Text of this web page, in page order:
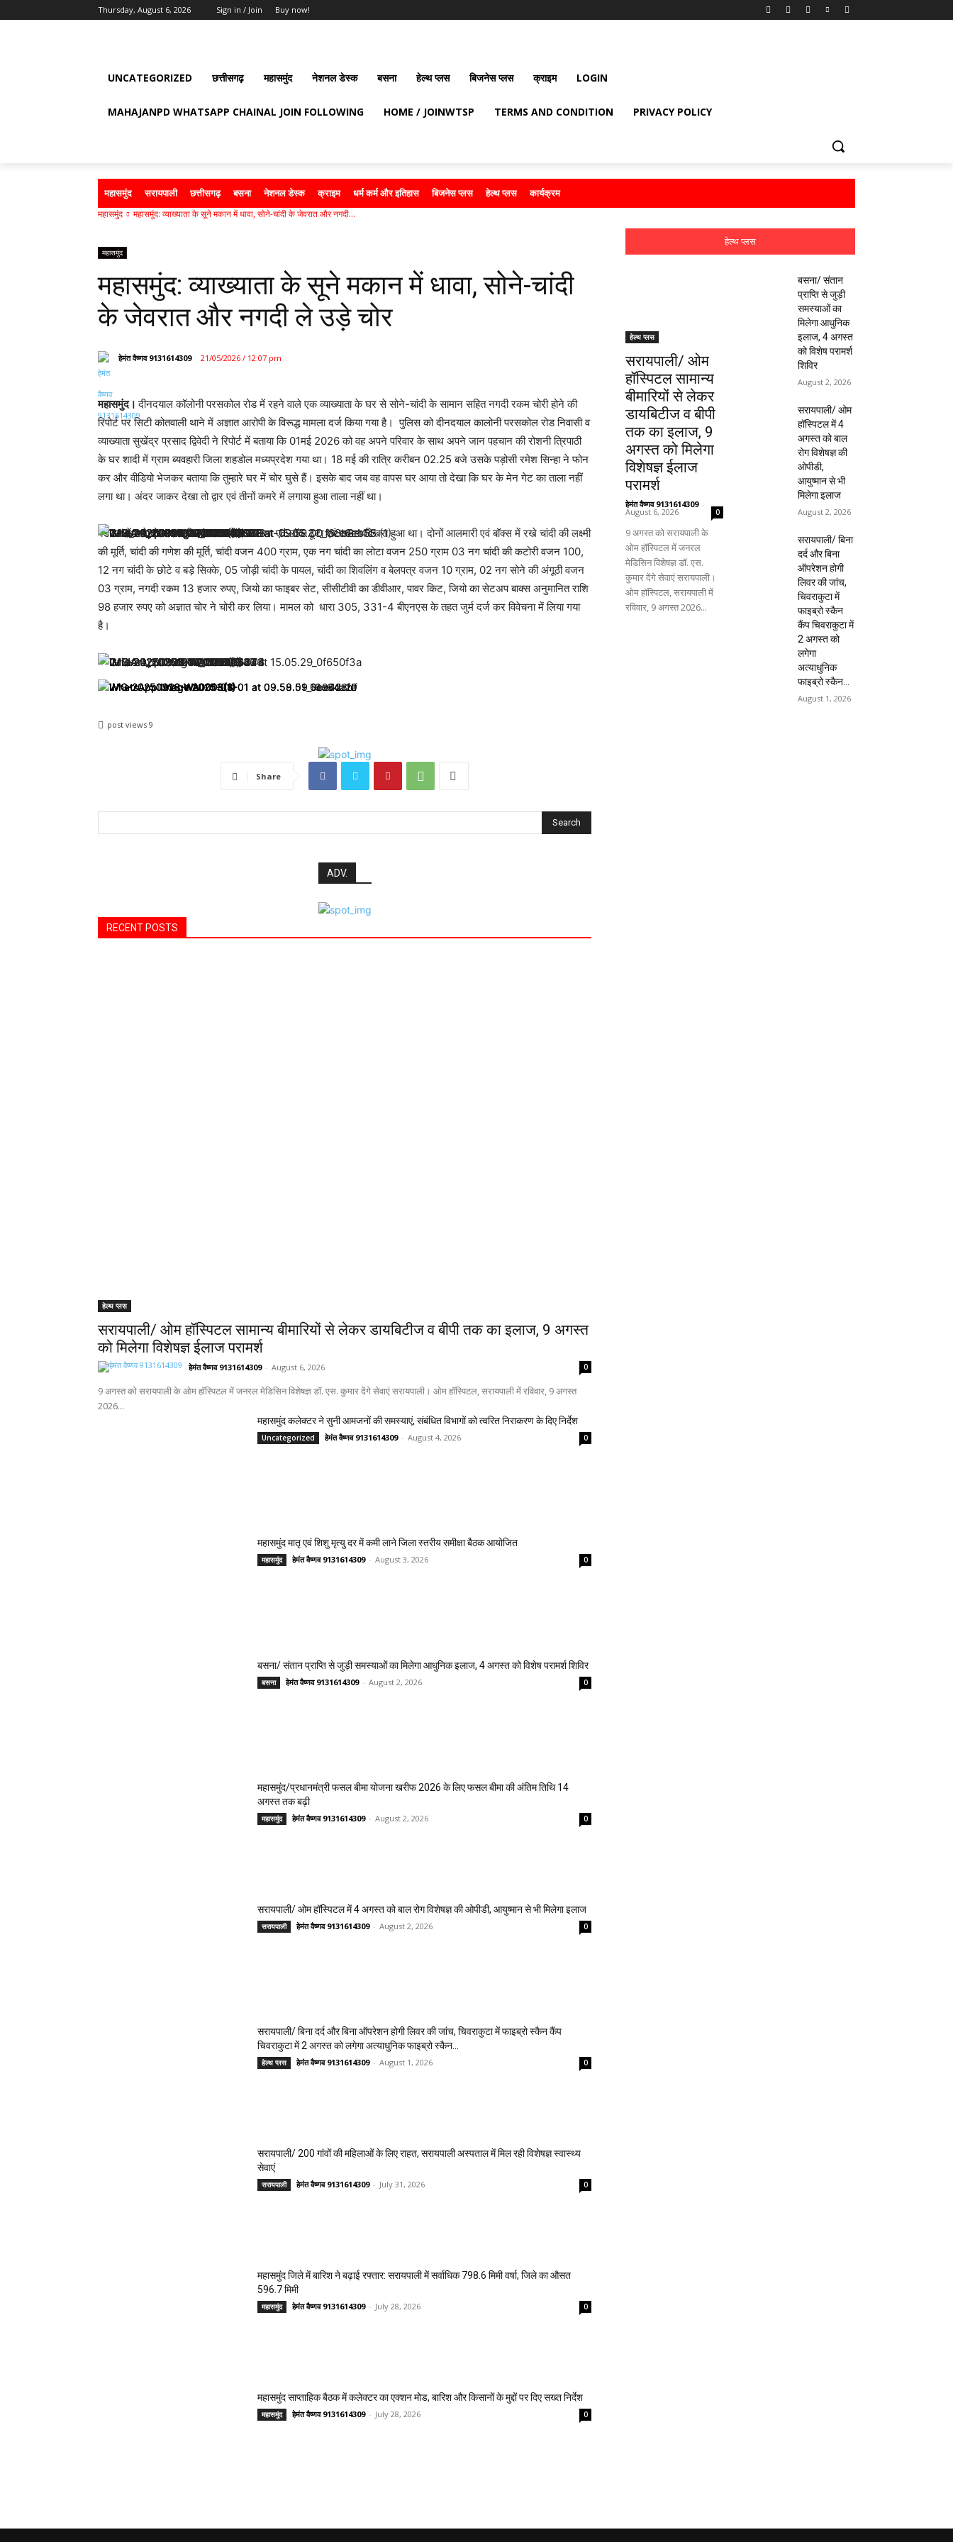
Thursday, August 6, 2026 Sign in / Join Buy now!
UNCATEGORIZED छत्तीसगढ़ महासमुंद नेशनल डेस्क बसना हेल्थ प्लस बिजनेस प्लस क्राइम LOGIN
MAHAJANPD WHATSAPP CHAINAL JOIN FOLLOWING HOME / JOINWTSP TERMS AND CONDITION PRIVACY POLICY
महासमुंद सरायपाली छत्तीसगढ़ बसना नेशनल डेस्क क्राइम धर्म कर्म और इतिहास बिजनेस प्लस हेल्थ प्लस कार्यक्रम
महासमुंद महासमुंद: व्याख्याता के सूने मकान में धावा, सोने-चांदी के जेवरात और नगदी...
महासमुंद
महासमुंद: व्याख्याता के सूने मकान में धावा, सोने-चांदी
के जेवरात और नगदी ले उड़े चोर
हेमंत वैष्णव 9131614309 21/05/2026 / 12:07 pm
महासमुंद।दीनदयाल कॉलोनी परसकोल रोड में रहने वाले एक व्याख्याता के घर से सोने-चांदी के सामान सहित नगदी रकम चोरी होने की
रिपोर्ट पर सिटी कोतवाली थाने में अज्ञात आरोपी के विरूद्ध मामला दर्ज किया गया है। पुलिस को दीनदयाल कालोनी परसकोल रोड निवासी व
व्याख्याता सुखेंद्र प्रसाद द्विवेदी ने रिपोर्ट में बताया कि 01मई 2026 को वह अपने परिवार के साथ अपने जान पहचान की रोशनी त्रिपाठी
के घर शादी में ग्राम ब्यवहारी जिला शहडोल मध्यप्रदेश गया था। 18 मई की रात्रि करीबन 02.25 बजे उसके पड़ोसी रमेश सिन्हा ने फोन
कर और वीडियो भेजकर बताया कि तुम्हारे घर में चोर घुसे हैं। इसके बाद जब वह वापस घर आया तो देखा कि घर के मेन गेट का ताला नहीं
लगा था। अंदर जाकर देखा तो द्वार एवं तीनों कमरे में लगाया हुआ ताला नहीं था।
बेडरूम में रखे दो आलमारी एवं बाक्स में लगा ताला एवं लॉक टूटा एवं सामान बिखरा हुआ था। दोनों आलमारी एवं बॉक्स में रखे चांदी की लक्ष्मी
की मूर्ति, चांदी की गणेश की मूर्ति, चांदी वजन 400 ग्राम, एक नग चांदी का लोटा वजन 250 ग्राम 03 नग चांदी की कटोरी वजन 100,
12 नग चांदी के छोटे व बड़े सिक्के, 05 जोड़ी चांदी के पायल, चांदी का शिवलिंग व बेलपत्र वजन 10 ग्राम, 02 नग सोने की अंगूठी वजन
03 ग्राम, नगदी रकम 13 हजार रुपए, जियो का फाइबर सेट, सीसीटीवी का डीवीआर, पावर किट, जियो का सेटअप बाक्स अनुमानित राशि
98 हजार रुपए को अज्ञात चोर ने चोरी कर लिया। मामल को धारा 305, 331-4 बीएनएस के तहत जुर्म दर्ज कर विवेचना में लिया गया
है।
post views 9
Share
Search
ADV.
RECENT POSTS
हेल्थ प्लस
सरायपाली/ ओम हॉस्पिटल सामान्य बीमारियों से लेकर डायबिटीज व बीपी तक का इलाज, 9 अगस्त
को मिलेगा विशेषज्ञ ईलाज परामर्श
हेमंत वैष्णव 9131614309 - August 6, 2026 0
9 अगस्त को सरायपाली के ओम हॉस्पिटल में जनरल मेडिसिन विशेषज्ञ डॉ. एस. कुमार देंगे सेवाएं सरायपाली। ओम हॉस्पिटल, सरायपाली में रविवार, 9 अगस्त
2026...
महासमुंद कलेक्टर ने सुनी आमजनों की समस्याएं, संबंधित विभागों को त्वरित निराकरण के दिए निर्देश
Uncategorized हेमंत वैष्णव 9131614309 - August 4, 2026 0
महासमुंद मातृ एवं शिशु मृत्यु दर में कमी लाने जिला स्तरीय समीक्षा बैठक आयोजित
महासमुंद हेमंत वैष्णव 9131614309 - August 3, 2026 0
बसना/ संतान प्राप्ति से जुड़ी समस्याओं का मिलेगा आधुनिक इलाज, 4 अगस्त को विशेष परामर्श शिविर
बसना हेमंत वैष्णव 9131614309 - August 2, 2026 0
महासमुंद/प्रधानमंत्री फसल बीमा योजना खरीफ 2026 के लिए फसल बीमा की अंतिम तिथि 14
अगस्त तक बढ़ी
महासमुंद हेमंत वैष्णव 9131614309 - August 2, 2026 0
सरायपाली/ ओम हॉस्पिटल में 4 अगस्त को बाल रोग विशेषज्ञ की ओपीडी, आयुष्मान से भी मिलेगा इलाज
सरायपाली हेमंत वैष्णव 9131614309 - August 2, 2026 0
सरायपाली/ बिना दर्द और बिना ऑपरेशन होगी लिवर की जांच, चिवराकुटा में फाइब्रो स्कैन कैंप
चिवराकुटा में 2 अगस्त को लगेगा अत्याधुनिक फाइब्रो स्कैन...
हेल्थ प्लस हेमंत वैष्णव 9131614309 - August 1, 2026 0
सरायपाली/ 200 गांवों की महिलाओं के लिए राहत, सरायपाली अस्पताल में मिल रही विशेषज्ञ स्वास्थ्य
सेवाएं
सरायपाली हेमंत वैष्णव 9131614309 - July 31, 2026 0
महासमुंद जिले में बारिश ने बढ़ाई रफ्तार: सरायपाली में सर्वाधिक 798.6 मिमी वर्षा, जिले का औसत
596.7 मिमी
महासमुंद हेमंत वैष्णव 9131614309 - July 28, 2026 0
महासमुंद साप्ताहिक बैठक में कलेक्टर का एक्शन मोड, बारिश और किसानों के मुद्दों पर दिए सख्त निर्देश
महासमुंद हेमंत वैष्णव 9131614309 - July 28, 2026 0
हेल्थ प्लस
हेल्थ प्लस
सरायपाली/ ओम
हॉस्पिटल सामान्य
बीमारियों से लेकर
डायबिटीज व बीपी
तक का इलाज, 9
अगस्त को मिलेगा
विशेषज्ञ ईलाज
परामर्श
हेमंत वैष्णव 9131614309 -
August 6, 2026 0
9 अगस्त को सरायपाली के
ओम हॉस्पिटल में जनरल
मेडिसिन विशेषज्ञ डॉ. एस.
कुमार देंगे सेवाएं सरायपाली।
ओम हॉस्पिटल, सरायपाली में
रविवार, 9 अगस्त 2026...
बसना/ संतान
प्राप्ति से जुड़ी
समस्याओं का
मिलेगा आधुनिक
इलाज, 4 अगस्त
को विशेष परामर्श
शिविर
August 2, 2026
सरायपाली/ ओम
हॉस्पिटल में 4
अगस्त को बाल
रोग विशेषज्ञ की
ओपीडी,
आयुष्मान से भी
मिलेगा इलाज
August 2, 2026
सरायपाली/ बिना
दर्द और बिना
ऑपरेशन होगी
लिवर की जांच,
चिवराकुटा में
फाइब्रो स्कैन
कैंप चिवराकुटा में
2 अगस्त को
लगेगा
अत्याधुनिक
फाइब्रो स्कैन...
August 1, 2026